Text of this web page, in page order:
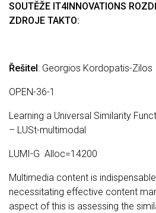
SOUTĚŽE IT4INNOVATIONS
ZDROJE TAKTO:
Řešitel : Georgios Kordopatis-Zilos
OPEN-36-1
Learning a Universal Similarity
– LUSt-multimodal
LUMI-G Alloc=14200
Multimedia content is
necessitating effective content
aspect of this is assessing the